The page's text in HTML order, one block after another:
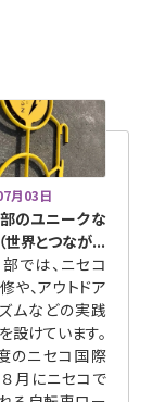
月03日
のユニークな
世界とつなが...
では、ニセコ
や、アウトドア
ムなどの実践
設けています。
のニセコ国際
月にニセコで